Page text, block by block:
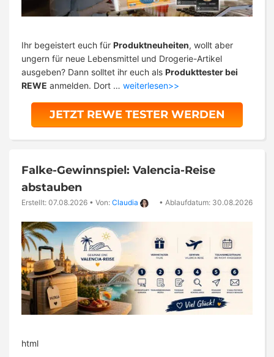
Ihr begeistert euch für Produktneuheiten, wollt aber
ungern für neue Lebensmittel und Drogerie-Artikel
ausgeben? Dann solltet ihr euch als Produkttester bei
REWE anmelden. Dort … weiterlesen>>
JETZT REWE TESTER WERDEN
Falke-Gewinnspiel: Valencia-Reise
abstauben
Erstellt: 07.08.2026 • Von: Claudia • Ablaufdatum: 30.08.2026
html